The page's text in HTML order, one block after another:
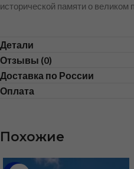
исторической памяти о великом
Детали
Отзывы (0)
Доставка по России
Оплата
Похожие